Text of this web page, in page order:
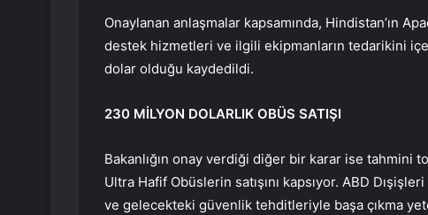
Onaylanan anlaşmalar kapsamında, Hindistan’ın
destek hizmetleri ve ilgili ekipmanların tedarikini
dolar olduğu kaydedildi.
230 MİLYON DOLARLIK OBÜS SATIŞI
Bakanlığın onay verdiği diğer bir karar ise tahmini
Ultra Hafif Obüslerin satışını kapsıyor. ABD
ve gelecekteki güvenlik tehditleriyle başa çıkma